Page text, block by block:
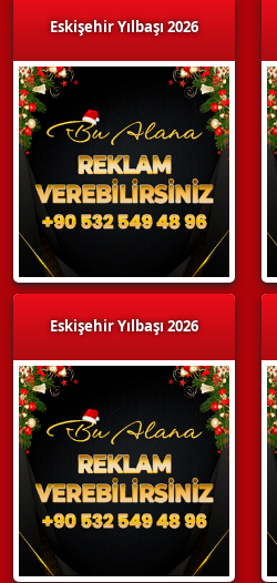
Eskişehir Yılbaşı 2026
Eskişehir Yılbaşı 2026